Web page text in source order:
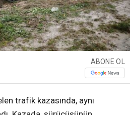
ABONE OL
trafik kazasında, aynı